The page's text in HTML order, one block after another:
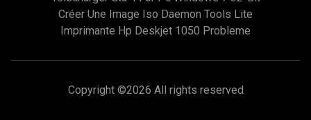
Créer Une Image Iso Daemon Tools Lite
Imprimante Hp Deskjet 1050 Probleme
Copyright ©2026 All rights reserved